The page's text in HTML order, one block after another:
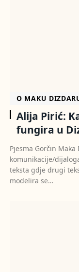
O MAKU
Alija Pirić:
fungira u
Pjesma Gorčin
komunikacije/
teksta gdje drugi
modelira se…